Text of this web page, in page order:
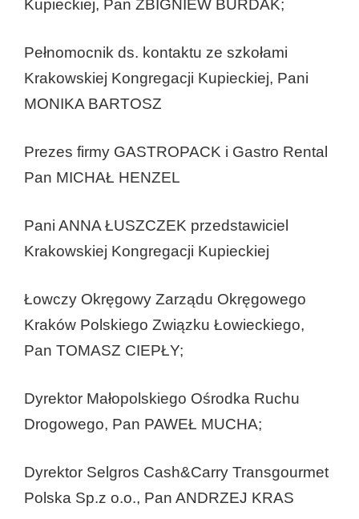
Kupieckiej, Pan ZBIGNIEW BURDAK;
Pełnomocnik ds. kontaktu ze szkołami
Krakowskiej Kongregacji Kupieckiej, Pani
MONIKA BARTOSZ
Prezes firmy GASTROPACK i Gastro Rental
Pan MICHAŁ HENZEL
Pani ANNA ŁUSZCZEK przedstawiciel
Krakowskiej Kongregacji Kupieckiej
Łowczy Okręgowy Zarządu Okręgowego
Kraków Polskiego Związku Łowieckiego,
Pan TOMASZ CIEPŁY;
Dyrektor Małopolskiego Ośrodka Ruchu
Drogowego, Pan PAWEŁ MUCHA;
Dyrektor Selgros Cash&Carry Transgourmet
Polska Sp.z o.o., Pan ANDRZEJ KRAS